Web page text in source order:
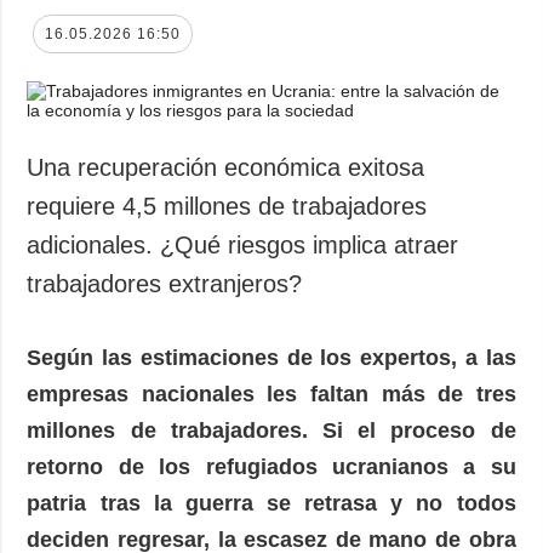
16.05.2026 16:50
Una recuperación económica exitosa
requiere 4,5 millones de trabajadores
adicionales. ¿Qué riesgos implica atraer
trabajadores extranjeros?
Según las estimaciones de los expertos, a las
empresas nacionales les faltan más de tres
millones de trabajadores. Si el proceso de
retorno de los refugiados ucranianos a su
patria tras la guerra se retrasa y no todos
deciden regresar, la escasez de mano de obra